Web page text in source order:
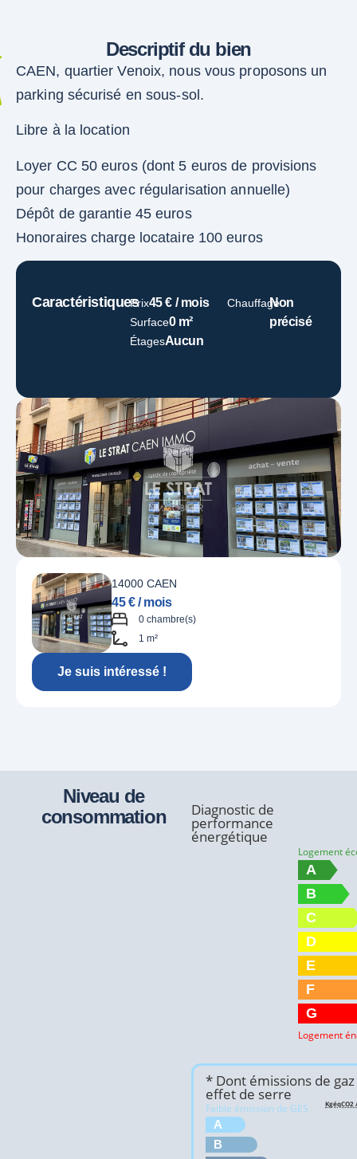
Descriptif du bien
CAEN, quartier Venoix, nous vous proposons un
parking sécurisé en sous-sol.
Libre à la location
Loyer CC 50 euros (dont 5 euros de provisions
pour charges avec régularisation annuelle)
Dépôt de garantie 45 euros
Honoraires charge locataire 100 euros
CaractéristiquesPrix45 € / mois
Surface0 m²
ÉtagesAucun
ChauffageNon
précisé
14000 CAEN
45 € / mois
0 chambre(s)
1 m²
Je suis intéressé !
Niveau de
consommation
Diagnostic de
performance
énergétique
Logement
A
B
C
D
E
F
G
Logement
* Dont émissions de gaz
effet de serre
Faible émission de GES
A
B
KgéqCO2